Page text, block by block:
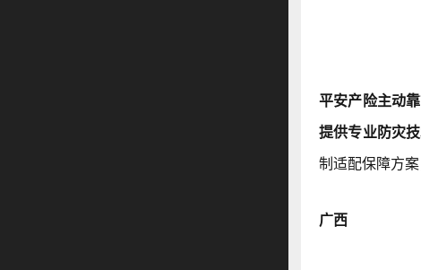
平安产险主动
提供专业防灾技
制适配保障方
广西